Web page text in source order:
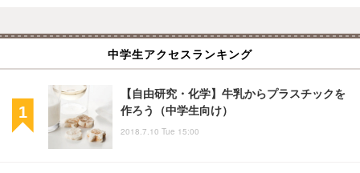
中学生アクセスランキング
【自由研究・化学】牛乳からプラスチックを
作ろう（中学生向け）
2018.7.10 Tue 15:00